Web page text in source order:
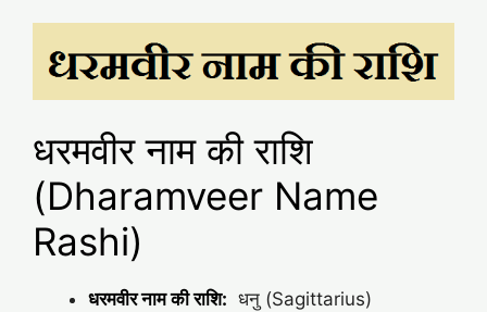
धरमवीर नाम की राशि
(Dharamveer Name
Rashi)
धरमवीर नाम की राशि: धनु (Sagittarius)